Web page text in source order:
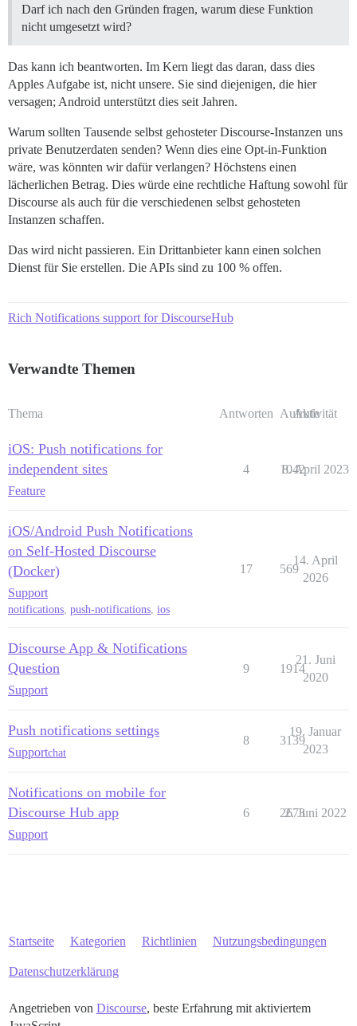
Darf ich nach den Gründen fragen, warum diese Funktion
nicht umgesetzt wird?
Das kann ich beantworten. Im Kern liegt das daran, dass dies
Apples Aufgabe ist, nicht unsere. Sie sind diejenigen, die hier
versagen; Android unterstützt dies seit Jahren.
Warum sollten Tausende selbst gehosteter Discourse-Instanzen uns
private Benutzerdaten senden? Wenn dies eine Opt-in-Funktion
wäre, was könnten wir dafür verlangen? Höchstens einen
lächerlichen Betrag. Dies würde eine rechtliche Haftung sowohl für
Discourse als auch für die verschiedenen selbst gehosteten
Instanzen schaffen.
Das wird nicht passieren. Ein Drittanbieter kann einen solchen
Dienst für Sie erstellen. Die APIs sind zu 100 % offen.
Rich Notifications support for DiscourseHub
Verwandte Themen
Thema Antworten Aufrufe
Aktivität
iOS: Push notifications for
independent sites
Feature
4 1042
8. April 2023
iOS/Android Push Notifications
on Self-Hosted Discourse
(Docker)
Support
notifications, push-notifications, ios
17 569
14. April
2026
Discourse App & Notifications
Question
Support
9 1914
21. Juni
2020
Push notifications settings
Supportchat
8 3139
19. Januar
2023
Notifications on mobile for
Discourse Hub app
Support
6 2673
2. Juni 2022
Startseite Kategorien Richtlinien Nutzungsbedingungen
Datenschutzerklärung
Angetrieben von Discourse, beste Erfahrung mit aktiviertem